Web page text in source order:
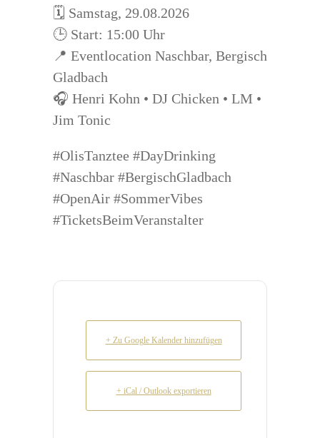
🗓️ Samstag, 29.08.2026
🕒 Start: 15:00 Uhr
📍 Eventlocation Naschbar, Bergisch
Gladbach
🎧 Henri Kohn • DJ Chicken • LM •
Jim Tonic
#OlisTanztee #DayDrinking
#Naschbar #BergischGladbach
#OpenAir #SommerVibes
#TicketsBeimVeranstalter
+ Zu Google Kalender hinzufügen
+ iCal / Outlook exportieren